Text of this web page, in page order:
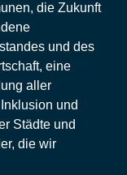
die Zukunft
und des
eine
aller
und
Städte und
die wir